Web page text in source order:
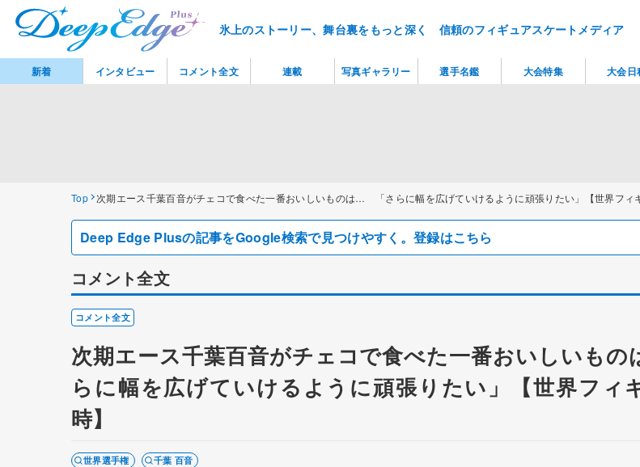
氷上のストーリー、舞台裏をもっと深く 信頼のフィギュアスケートメディア
Top 次期エース千葉百音がチェコで食べた一番おいしいものは… 「さらに幅を広げていけるように頑張りたい」【世界フィ
Deep Edge Plusの記事をGoogle検索で見つけやすく。登録はこちら
コメント全文
コメント全文
次期エース千葉百音がチェコで食べた一番おいしいも
らに幅を広げていけるように頑張りたい」【世界フィ
時】
世界選手権 千葉 百音
新着 インタビュー コメント全文 連載 写真ギャラリー 選手名鑑 大会特集 大会日